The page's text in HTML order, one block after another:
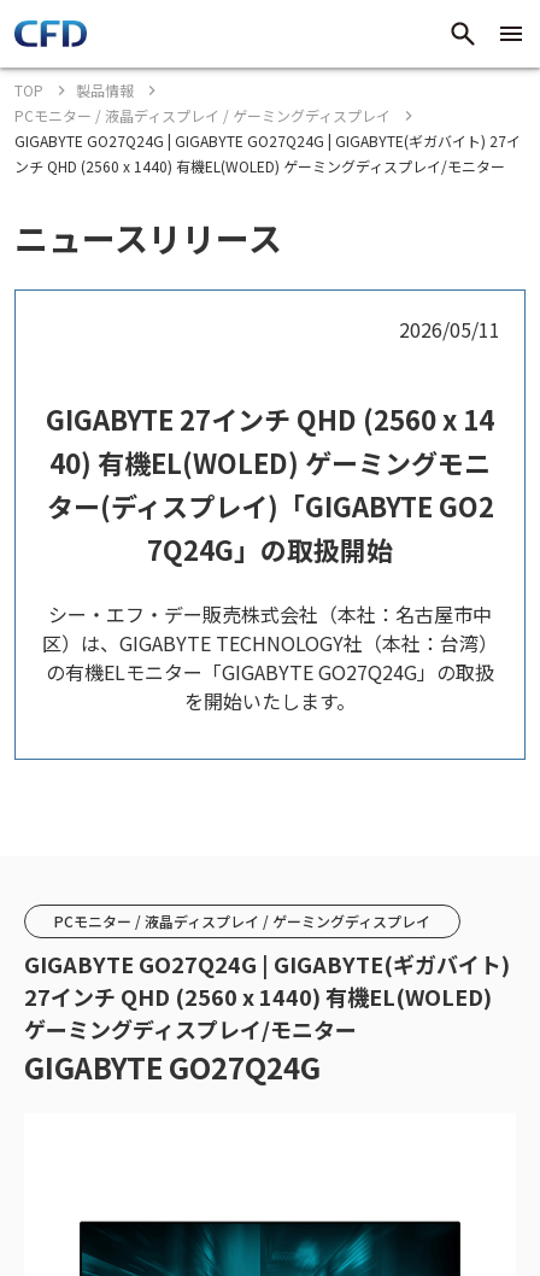
TOP
製品情報
PCモニター / 液晶ディスプレイ / ゲーミングディスプレイ
GIGABYTE GO27Q24G | GIGABYTE GO27Q24G | GIGABYTE(ギガバイト) 27イ
ンチ QHD (2560 x 1440) 有機EL(WOLED) ゲーミングディスプレイ/モニター
ニュースリリース
2026/05/11
GIGABYTE 27インチ QHD (2560 x 14
40) 有機EL(WOLED) ゲーミングモニ
ター(ディスプレイ)「GIGABYTE GO2
7Q24G」の取扱開始
シー・エフ・デー販売株式会社（本社：名古屋市中
区）は、GIGABYTE TECHNOLOGY社（本社：台湾）
の有機ELモニター「GIGABYTE GO27Q24G」の取扱
を開始いたします。
PCモニター / 液晶ディスプレイ / ゲーミングディスプレイ
GIGABYTE GO27Q24G | GIGABYTE(ギガバイト)
27インチ QHD (2560 x 1440) 有機EL(WOLED)
ゲーミングディスプレイ/モニター
GIGABYTE GO27Q24G